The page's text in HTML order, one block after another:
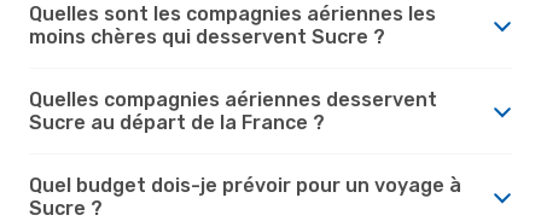
Quelles sont les compagnies aériennes les
moins chères qui desservent Sucre ?
Quelles compagnies aériennes desservent
Sucre au départ de la France ?
Quel budget dois-je prévoir pour un voyage à
Sucre ?